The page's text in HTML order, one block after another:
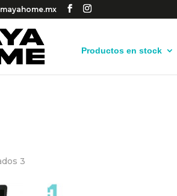
Productos en stock
3